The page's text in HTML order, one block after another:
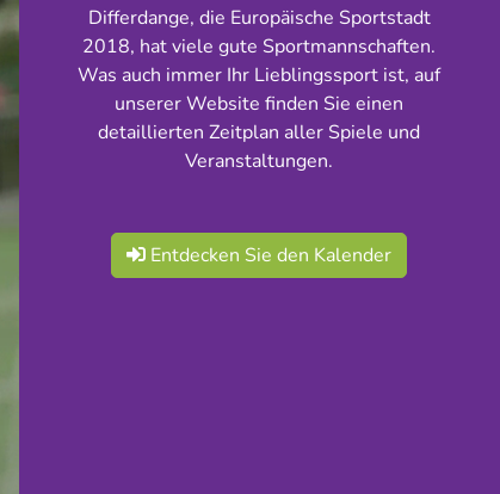
Differdange, die Europäische Sportstadt
2018, hat viele gute Sportmannschaften.
Was auch immer Ihr Lieblingssport ist, auf
unserer Website finden Sie einen
detaillierten Zeitplan aller Spiele und
Veranstaltungen.
Entdecken Sie den Kalender